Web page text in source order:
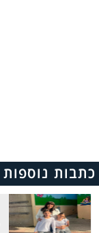
כתבות נוספות